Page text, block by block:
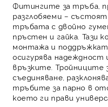
Фитингите за тръба ,
разглобяеми –
тръбата с двойно
пръстен и гайка. Тази
монтажа и
осигурява
връзките. Тройниците
съединяване,
тръбите за парно в
което ги прави